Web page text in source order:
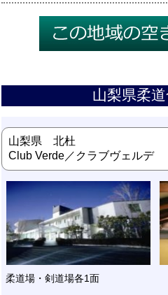
山梨県柔
山梨県 北杜
Club Verde／クラブヴェルデ
柔道場・剣道場各1面